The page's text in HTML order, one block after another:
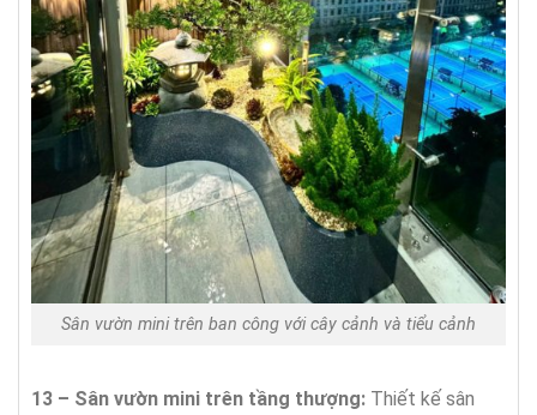
Sân vườn mini trên ban công với cây cảnh và tiểu cảnh
13 – Sân vườn mini trên tầng thượng: Thiết kế sân